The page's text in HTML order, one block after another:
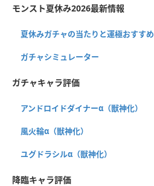
モンスト夏休み2026最新情報
夏休みガチャの当たりと運極おすすめ
ガチャシミュレーター
ガチャキャラ評価
アンドロイドダイナーα（獣神化）
風火輪α（獣神化）
ユグドラシルα（獣神化）
降臨キャラ評価